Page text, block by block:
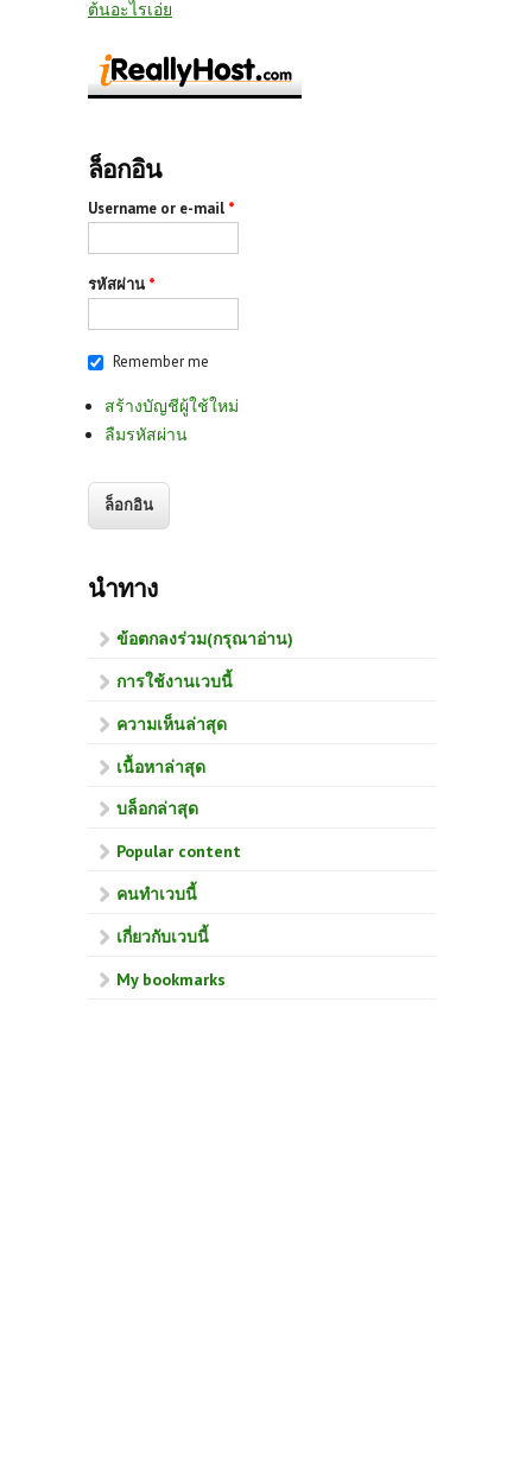
ต้นอะไรเอ่ย
ล็อกอิน
Username or e-mail *
รหัสผ่าน *
Remember me
สร้างบัญชีผู้ใช้ใหม่
ลืมรหัสผ่าน
นำทาง
ข้อตกลงร่วม(กรุณาอ่าน)
การใช้งานเวบนี้
ความเห็นล่าสุด
เนื้อหาล่าสุด
บล็อกล่าสุด
Popular content
คนทำเวบนี้
เกี่ยวกับเวบนี้
My bookmarks